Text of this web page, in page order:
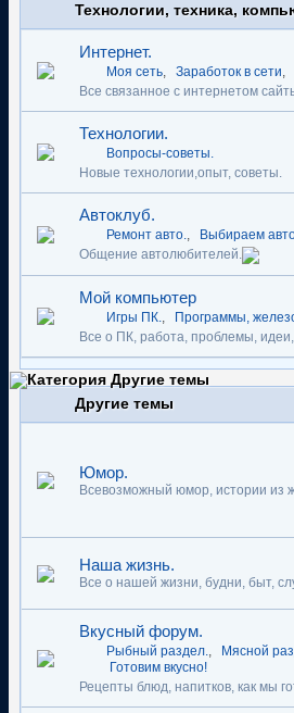
Технологии, техника,
Интернет.
Моя сеть, Заработок в сети,
Все связанное с интернетом
Технологии.
Вопросы-советы.
Новые технологии,опыт, советы.
Автоклуб.
Ремонт авто.,
Выбираем
Общение автолюбителей.
Мой компьютер
Игры ПК.,
Программы,
Все о ПК, работа, проблемы,
Другие темы
Юмор.
Всевозможный юмор, истории из
Наша жизнь.
Все о нашей жизни, будни, быт,
Вкусный форум.
Рыбный раздел., Мясной
Готовим вкусно!
Рецепты блюд, напитков, как мы